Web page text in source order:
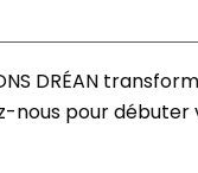
DRÉAN
pour débuter